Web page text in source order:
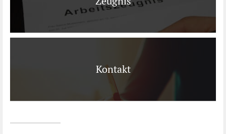
Kontakt